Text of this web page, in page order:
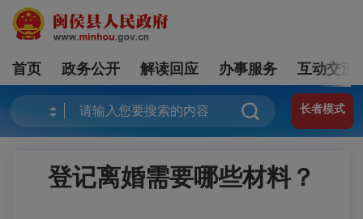
首页 政务公开 解读回应 办事服务 互动交流
长者模式
登记离婚需要哪些材料？